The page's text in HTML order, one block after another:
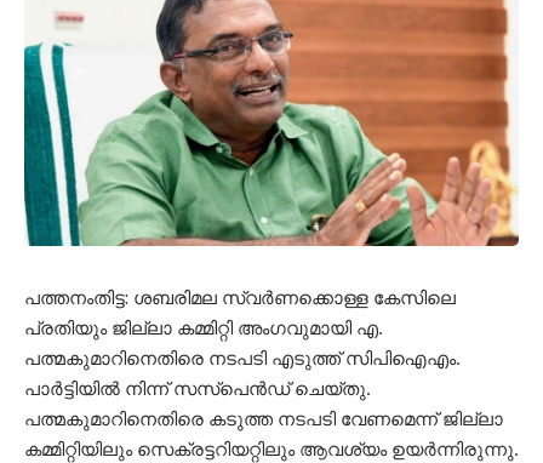
പത്തനംതിട്ട: ശബരിമല സ്വർണക്കൊള്ള കേസിലെ
പ്രതിയും ജില്ലാ കമ്മിറ്റി അംഗവുമായി എ.
പത്മകുമാറിനെതിരെ നടപടി എടുത്ത് സിപിഐഎം.
പാർട്ടിയിൽ നിന്ന് സസ്പെൻഡ് ചെയ്തു.
പത്മകുമാറിനെതിരെ കടുത്ത നടപടി വേണമെന്ന് ജില്ലാ
കമ്മിറ്റിയിലും സെക്രട്ടറിയറ്റിലും ആവശ്യം ഉയർന്നിരുന്നു.